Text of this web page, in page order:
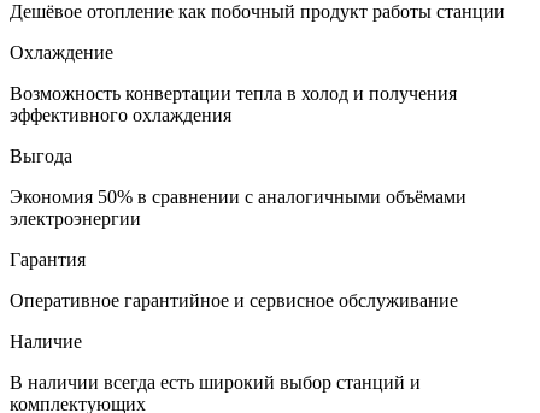
Дешёвое отопление как побочный продукт работы станции
Охлаждение
Возможность конвертации тепла в холод и получения
эффективного охлаждения
Выгода
Экономия 50% в сравнении с аналогичными объёмами
электроэнергии
Гарантия
Оперативное гарантийное и сервисное обслуживание
Наличие
В наличии всегда есть широкий выбор станций и
комплектующих